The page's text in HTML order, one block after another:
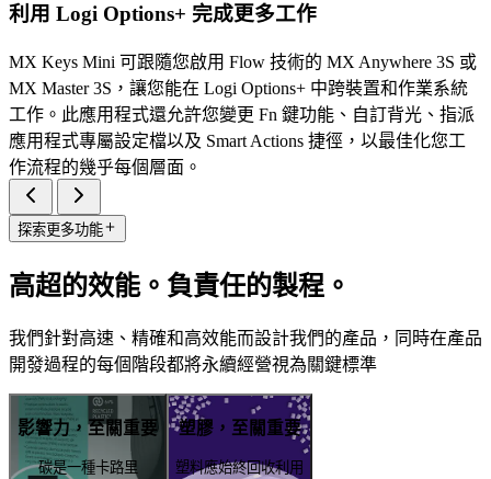
利用 Logi Options+ 完成更多工作
MX Keys Mini 可跟隨您啟用 Flow 技術的 MX Anywhere 3S 或
MX Master 3S，讓您能在 Logi Options+ 中跨裝置和作業系統
工作。此應用程式還允許您變更 Fn 鍵功能、自訂背光、指派
應用程式專屬設定檔以及 Smart Actions 捷徑，以最佳化您工
作流程的幾乎每個層面。
探索更多功能
高超的效能。負責任的製程。
我們針對高速、精確和高效能而設計我們的產品，同時在產品
開發過程的每個階段都將永續經營視為關鍵標準
影響力，至關重要
碳是一種卡路里
塑膠，至關重要
塑料應始終回收利用